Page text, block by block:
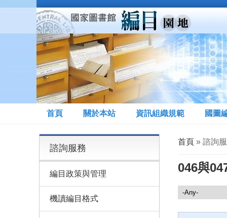
移至主內容
首頁 關於本站 資訊組織規範 國圖
您在這裡
首頁» 諮詢
046與
諮詢服務
諮詢服務
編目政策與管理
機讀編目格式